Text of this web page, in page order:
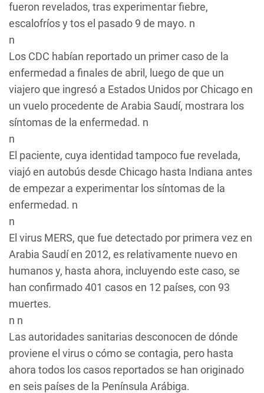
fueron revelados, tras experimentar fiebre,
escalofríos y tos el pasado 9 de mayo. n
n
Los CDC habían reportado un primer caso de la
enfermedad a finales de abril, luego de que un
viajero que ingresó a Estados Unidos por Chicago en
un vuelo procedente de Arabia Saudí, mostrara los
síntomas de la enfermedad. n
n
El paciente, cuya identidad tampoco fue revelada,
viajó en autobús desde Chicago hasta Indiana antes
de empezar a experimentar los síntomas de la
enfermedad. n
n
El virus MERS, que fue detectado por primera vez en
Arabia Saudí en 2012, es relativamente nuevo en
humanos y, hasta ahora, incluyendo este caso, se
han confirmado 401 casos en 12 países, con 93
muertes.
n n
Las autoridades sanitarias desconocen de dónde
proviene el virus o cómo se contagia, pero hasta
ahora todos los casos reportados se han originado
en seis países de la Península Arábiga.